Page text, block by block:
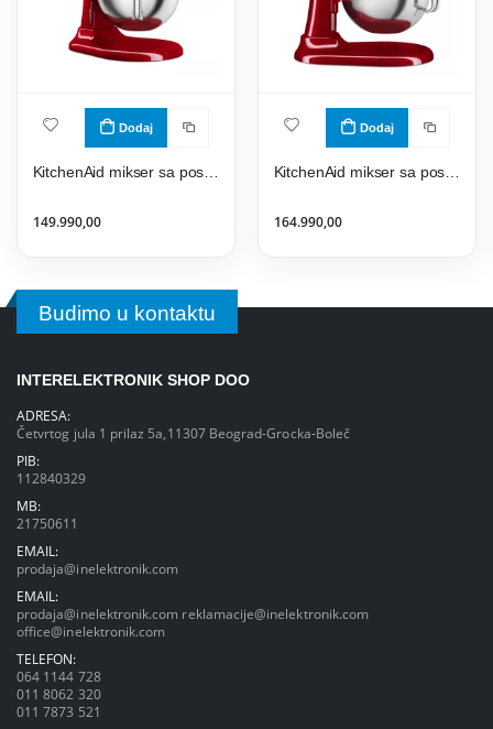
Dodaj
149.990,00
Dodaj
164.990,00
Budimo u kontaktu
INTERELEKTRONIK SHOP DOO
ADRESA:
Četvrtog jula 1 prilaz 5a,11307 Beograd-Grocka-Boleč
PIB:
112840329
MB:
21750611
EMAIL:
prodaja@inelektronik.com
EMAIL:
prodaja@inelektronik.com reklamacije@inelektronik.com
office@inelektronik.com
TELEFON:
064 1144 728
011 8062 320
011 7873 521